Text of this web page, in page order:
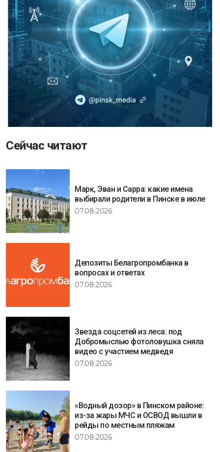
Сейчас читают
Марк, Эван и Сарра: какие имена
выбирали родители в Пинске в июле
07.08.2026
Депозиты Белагропромбанка в
вопросах и ответах
07.08.2026
Звезда соцсетей из леса: под
Добромыслью фотоловушка сняла
видео с участием медведя
07.08.2026
«Водный дозор» в Пинском районе:
из-за жары МЧС и ОСВОД вышли в
рейды по местным пляжам
07.08.2026